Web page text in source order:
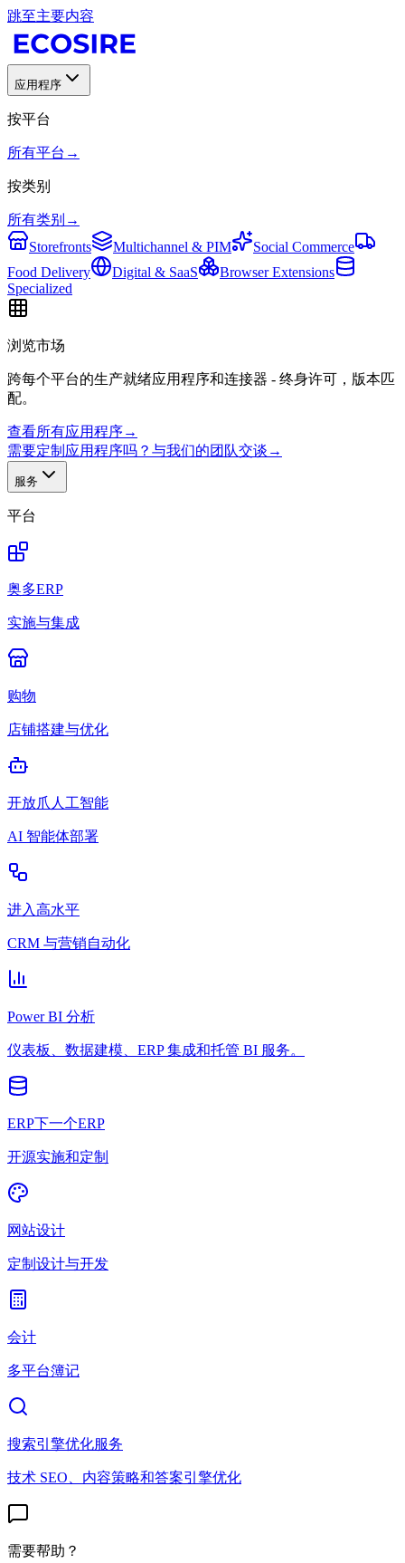
跳至主要内容
应用程序
按平台
所有平台 →
按类别
所有类别 →
Storefronts
Multichannel & PIM
Social Commerce
Food Delivery
Digital & SaaS
Browser Extensions
Specialized
浏览市场
跨每个平台的生产就绪应用程序和连接器 - 终身许可，版本匹
配。
查看所有应用程序→
需要定制应用程序吗？与我们的团队交谈 →
服务
平台
奥多ERP
实施与集成
购物
店铺搭建与优化
开放爪人工智能
AI 智能体部署
进入高水平
CRM 与营销自动化
Power BI 分析
仪表板、数据建模、ERP 集成和托管 BI 服务。
ERP下一个ERP
开源实施和定制
网站设计
定制设计与开发
会计
多平台簿记
搜索引擎优化服务
技术 SEO、内容策略和答案引擎优化
需要帮助？